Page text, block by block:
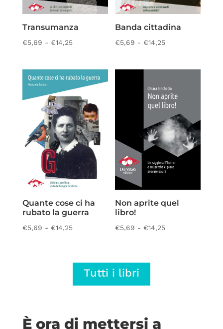
Transumanza
€5,69 - €14,25Fascia
prezzo:
da
a
€14,25
Banda cittadina
€5,69 - €14,25Fascia
prezzo:
€5,69
a
€14,25
Quante cose ci ha
rubato la guerra
€5,69 - €14,25Fascia
€5,69
Non aprite quel
libro!
€5,69 - €14,25Fascia
Tutti i libri
È ora di mettersi a